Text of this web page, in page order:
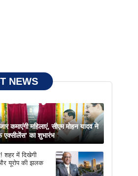
NEWS
कमाएंगी महिलाएं, सीएम मोहन यादव ने
का शुभारंभ
शहर में दिखेगी
यूरोप की झलक